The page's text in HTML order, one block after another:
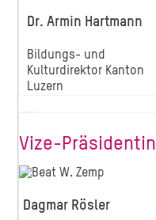
Dr. Armin Hartmann
Bildungs- und
Kulturdirektor Kanton
Luzern
Vize-Präsidentin
Dagmar Rösler